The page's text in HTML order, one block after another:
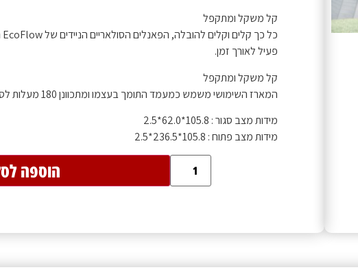
קל משקל ומתקפל
פעיל לאורך זמן.
קל משקל ומתקפל
המארז השימושי משמש כמעמד התומך בעצמו ומתכוונן 180 מעלות לספיגת אור שמש מקסימלית.
מידות מצב סגור : 105.8*62.0*2.5
מידות מצב פתוח : 105.8*236.5*2.5
הוספה